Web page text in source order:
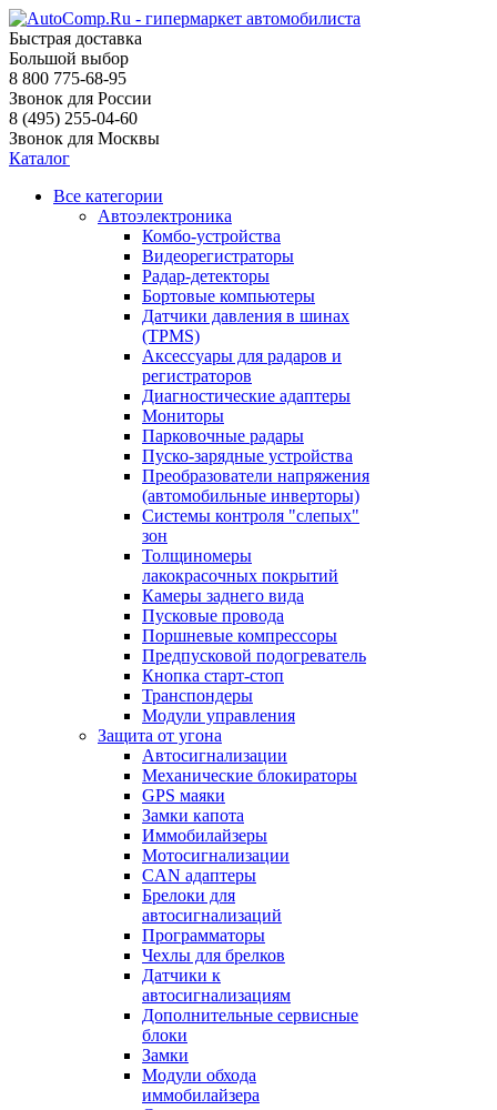
Быстрая доставка
Большой выбор
8 800 775-68-95
Звонок для России
8 (495) 255-04-60
Звонок для Москвы
Каталог
Все категории
Автоэлектроника
Комбо-устройства
Видеорегистраторы
Радар-детекторы
Бортовые компьютеры
Датчики давления в шинах
(TPMS)
Аксессуары для радаров и
регистраторов
Диагностические адаптеры
Мониторы
Парковочные радары
Пуско-зарядные устройства
Преобразователи напряжения
(автомобильные инверторы)
Системы контроля "слепых"
зон
Толщиномеры
лакокрасочных покрытий
Камеры заднего вида
Пусковые провода
Поршневые компрессоры
Предпусковой подогреватель
Кнопка старт-стоп
Транспондеры
Модули управления
Защита от угона
Автосигнализации
Механические блoкираторы
GPS маяки
Замки капота
Иммобилайзеры
Мотосигнализации
CAN адаптеры
Брелоки для
автосигнализаций
Программаторы
Чехлы для брелков
Датчики к
автосигнализациям
Дополнительные сервисные
блоки
Замки
Модули обхода
иммобилайзера